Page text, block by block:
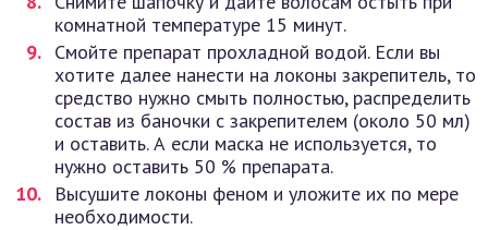
комнатной температуре 15 минут.
Смойте препарат прохладной водой. Если вы
хотите далее нанести на локоны закрепитель, то
средство нужно смыть полностью, распределить
состав из баночки с закрепителем (около 50 мл)
и оставить. А если маска не используется, то
нужно оставить 50 % препарата.
Высушите локоны феном и уложите их по мере
необходимости.